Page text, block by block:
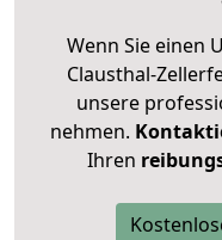
Wenn Sie einen
Clausthal-
unsere
nehmen.
Ihren